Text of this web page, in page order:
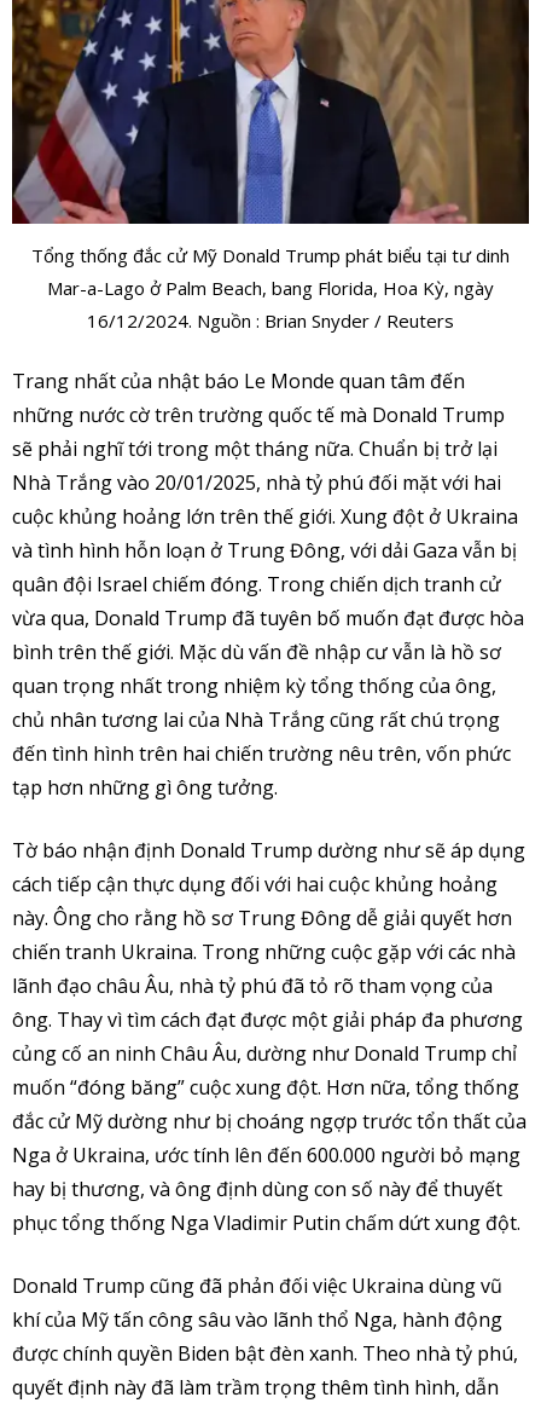
Tổng thống đắc cử Mỹ Donald Trump phát biểu tại tư dinh
Mar-a-Lago ở Palm Beach, bang Florida, Hoa Kỳ, ngày
16/12/2024. Nguồn : Brian Snyder / Reuters
Trang nhất của nhật báo Le Monde quan tâm đến
những nước cờ trên trường quốc tế mà Donald Trump
sẽ phải nghĩ tới trong một tháng nữa. Chuẩn bị trở lại
Nhà Trắng vào 20/01/2025, nhà tỷ phú đối mặt với hai
cuộc khủng hoảng lớn trên thế giới. Xung đột ở Ukraina
và tình hình hỗn loạn ở Trung Đông, với dải Gaza vẫn bị
quân đội Israel chiếm đóng. Trong chiến dịch tranh cử
vừa qua, Donald Trump đã tuyên bố muốn đạt được hòa
bình trên thế giới. Mặc dù vấn đề nhập cư vẫn là hồ sơ
quan trọng nhất trong nhiệm kỳ tổng thống của ông,
chủ nhân tương lai của Nhà Trắng cũng rất chú trọng
đến tình hình trên hai chiến trường nêu trên, vốn phức
tạp hơn những gì ông tưởng.
Tờ báo nhận định Donald Trump dường như sẽ áp dụng
cách tiếp cận thực dụng đối với hai cuộc khủng hoảng
này. Ông cho rằng hồ sơ Trung Đông dễ giải quyết hơn
chiến tranh Ukraina. Trong những cuộc gặp với các nhà
lãnh đạo châu Âu, nhà tỷ phú đã tỏ rõ tham vọng của
ông. Thay vì tìm cách đạt được một giải pháp đa phương
củng cố an ninh Châu Âu, dường như Donald Trump chỉ
muốn “đóng băng” cuộc xung đột. Hơn nữa, tổng thống
đắc cử Mỹ dường như bị choáng ngợp trước tổn thất của
Nga ở Ukraina, ước tính lên đến 600.000 người bỏ mạng
hay bị thương, và ông định dùng con số này để thuyết
phục tổng thống Nga Vladimir Putin chấm dứt xung đột.
Donald Trump cũng đã phản đối việc Ukraina dùng vũ
khí của Mỹ tấn công sâu vào lãnh thổ Nga, hành động
được chính quyền Biden bật đèn xanh. Theo nhà tỷ phú,
quyết định này đã làm trầm trọng thêm tình hình, dẫn